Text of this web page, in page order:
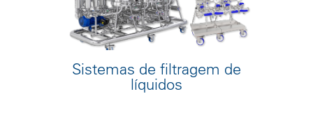
Sistemas de filtragem de
líquidos